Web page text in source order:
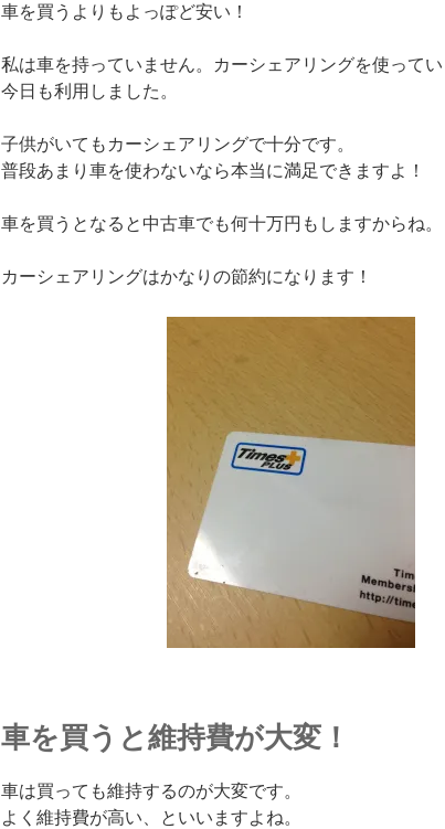
車を買うよりもよっぽど安い！
私は車を持っていません。カーシェアリングを使ってい
今日も利用しました。
子供がいてもカーシェアリングで十分です。
普段あまり車を使わないなら本当に満足できますよ！
車を買うとなると中古車でも何十万円もしますからね。
カーシェアリングはかなりの節約になります！
車を買うと維持費が大変！
車は買っても維持するのが大変です。
よく維持費が高い、といいますよね。